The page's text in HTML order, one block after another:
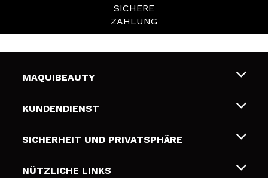
SICHERE
ZAHLUNG
MAQUIBEAUTY
Über uns
Geschenkkarten
KUNDENDIENST
Liefer- und Versandkosten
Zahlung
SICHERHEIT UND PRIVATSPHÄRE
Bedingungen und Datenschutz
NÜTZLICHE LINKS